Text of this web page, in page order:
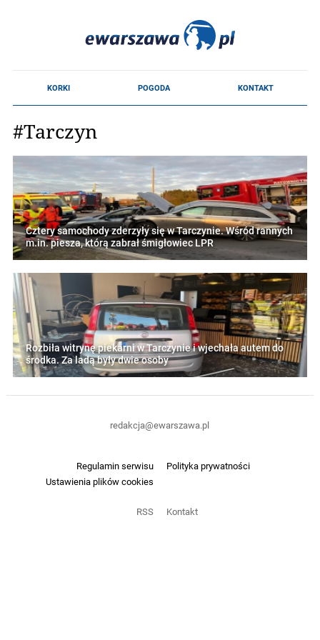
#Tarczyn
Cztery samochody zderzyły się w Tarczynie. Wśród rannych
m.in. piesza, którą zabrał śmigłowiec LPR
Rozbiła witrynę piekarni w Tarczynie i wjechała autem do
środka. Za ladą były dwie osoby
Regulamin serwisu
Polityka prywatności
Ustawienia plików cookies
RSS Kontakt
redakcja@ewarszawa.pl